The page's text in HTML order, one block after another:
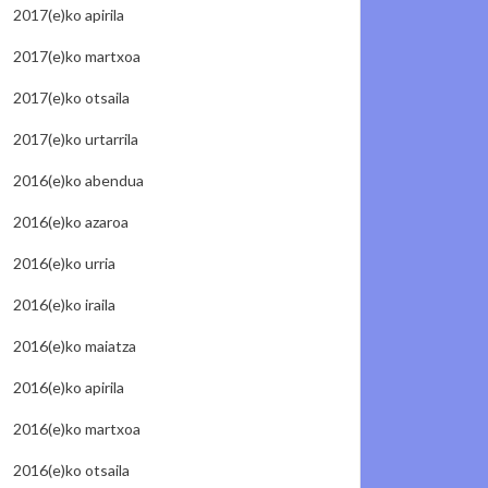
2017(e)ko apirila
2017(e)ko martxoa
2017(e)ko otsaila
2017(e)ko urtarrila
2016(e)ko abendua
2016(e)ko azaroa
2016(e)ko urria
2016(e)ko iraila
2016(e)ko maiatza
2016(e)ko apirila
2016(e)ko martxoa
2016(e)ko otsaila